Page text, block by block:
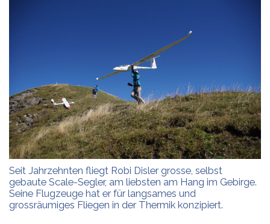
Seit Jahrzehnten fliegt Robi Disler grosse, selbst
gebaute Scale-Segler, am liebsten am Hang im Gebirge.
Seine Flugzeuge hat er für langsames und
grossräumiges Fliegen in der Thermik konzipiert.